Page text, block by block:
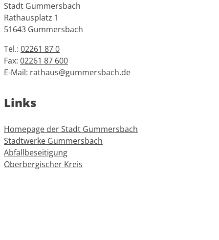
Stadt Gummersbach
Rathausplatz 1
51643 Gummersbach
Tel.: 02261 87 0
Fax: 02261 87 600
E-Mail: rathaus@gummersbach.de
Links
Homepage der Stadt Gummersbach
Stadtwerke Gummersbach
Abfallbeseitigung
Oberbergischer Kreis